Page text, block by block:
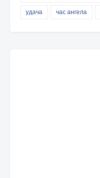
удача
час ангела